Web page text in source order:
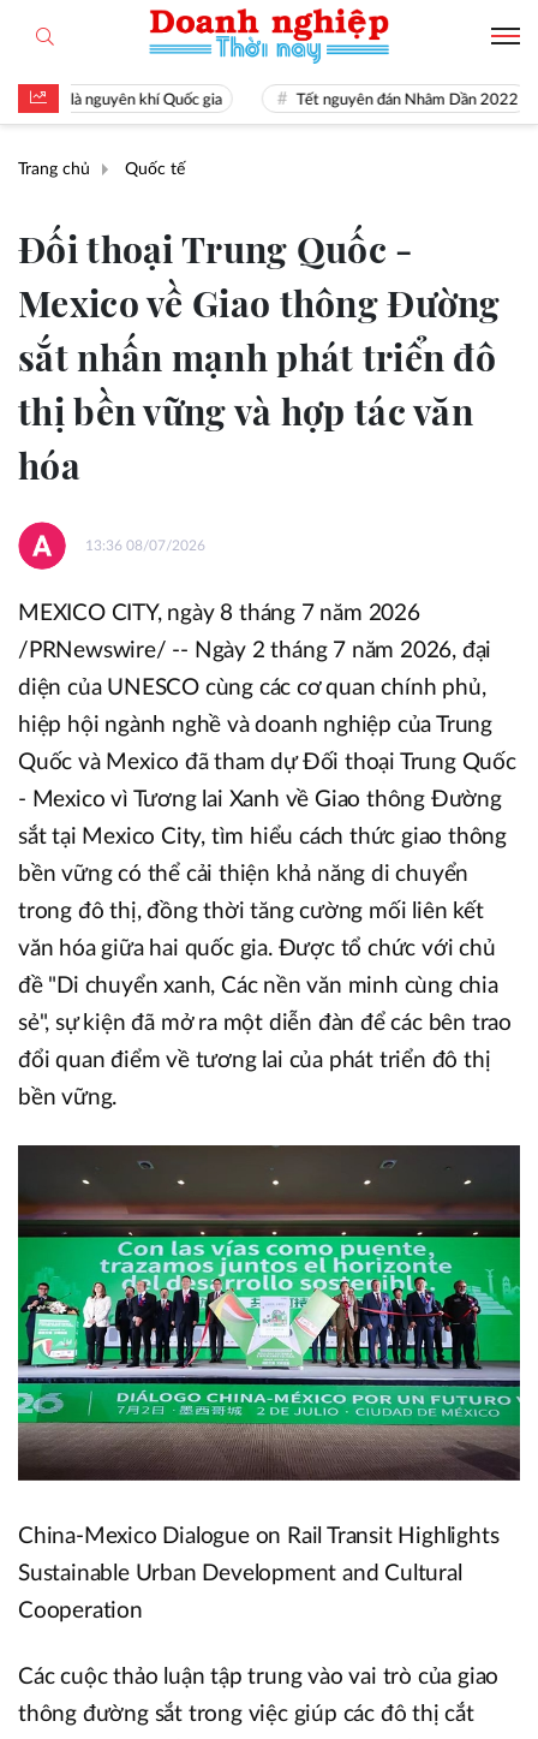
tài là nguyên khí Quốc gia Tết nguyên đán Nhâm Dần 2022
Trang chủ Quốc tế
Đối thoại Trung Quốc -
Mexico về Giao thông Đường
sắt nhấn mạnh phát triển đô
thị bền vững và hợp tác văn
hóa
13:36 08/07/2026
MEXICO CITY, ngày 8 tháng 7 năm 2026
/PRNewswire/ -- Ngày 2 tháng 7 năm 2026, đại
diện của UNESCO cùng các cơ quan chính phủ,
hiệp hội ngành nghề và doanh nghiệp của Trung
Quốc và Mexico đã tham dự Đối thoại Trung Quốc
- Mexico vì Tương lai Xanh về Giao thông Đường
sắt tại Mexico City, tìm hiểu cách thức giao thông
bền vững có thể cải thiện khả năng di chuyển
trong đô thị, đồng thời tăng cường mối liên kết
văn hóa giữa hai quốc gia. Được tổ chức với chủ
đề "Di chuyển xanh, Các nền văn minh cùng chia
sẻ", sự kiện đã mở ra một diễn đàn để các bên trao
đổi quan điểm về tương lai của phát triển đô thị
bền vững.
China-Mexico Dialogue on Rail Transit Highlights
Sustainable Urban Development and Cultural
Cooperation
Các cuộc thảo luận tập trung vào vai trò của giao
thông đường sắt trong việc giúp các đô thị cắt